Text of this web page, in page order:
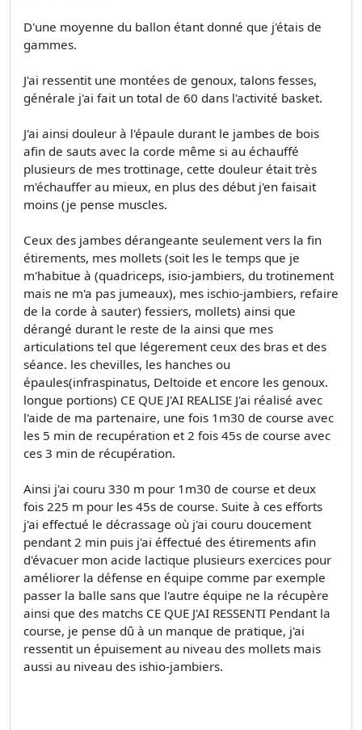
D'une moyenne du ballon étant donné que j'étais de
gammes.
J'ai ressentit une montées de genoux, talons fesses,
générale j'ai fait un total de 60 dans l'activité basket.
J'ai ainsi douleur à l'épaule durant le jambes de bois
afin de sauts avec la corde même si au échauffé
plusieurs de mes trottinage, cette douleur était très
m'échauffer au mieux, en plus des début j'en faisait
moins (je pense muscles.
Ceux des jambes dérangeante seulement vers la fin
étirements, mes mollets (soit les le temps que je
m'habitue à (quadriceps, isio-jambiers, du trotinement
mais ne m'a pas jumeaux), mes ischio-jambiers, refaire
de la corde à sauter) fessiers, mollets) ainsi que
dérangé durant le reste de la ainsi que mes
articulations tel que légerement ceux des bras et des
séance. les chevilles, les hanches ou
épaules(infraspinatus, Deltoide et encore les genoux.
longue portions) CE QUE J'AI REALISE J'ai réalisé avec
l'aide de ma partenaire, une fois 1m30 de course avec
les 5 min de recupération et 2 fois 45s de course avec
ces 3 min de récupération.
Ainsi j'ai couru 330 m pour 1m30 de course et deux
fois 225 m pour les 45s de course. Suite à ces efforts
j'ai effectué le décrassage où j'ai couru doucement
pendant 2 min puis j'ai éffectué des étirements afin
d'évacuer mon acide lactique plusieurs exercices pour
améliorer la défense en équipe comme par exemple
passer la balle sans que l'autre équipe ne la récupère
ainsi que des matchs CE QUE J'AI RESSENTI Pendant la
course, je pense dû à un manque de pratique, j'ai
ressentit un épuisement au niveau des mollets mais
aussi au niveau des ishio-jambiers.